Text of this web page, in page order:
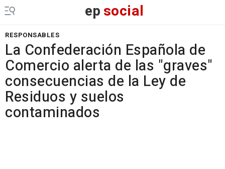
epsocial
RESPONSABLES
La Confederación Española de
Comercio alerta de las "graves"
consecuencias de la Ley de
Residuos y suelos
contaminados